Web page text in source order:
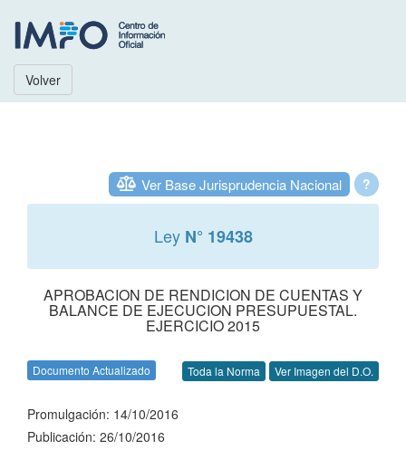
Volver
?
Ver Base Jurisprudencia Nacional
Ley N° 19438
APROBACION DE RENDICION DE CUENTAS Y
BALANCE DE EJECUCION PRESUPUESTAL.
EJERCICIO 2015
Documento Actualizado Toda la Norma Ver Imagen del D.O.
Promulgación: 14/10/2016
Publicación: 26/10/2016